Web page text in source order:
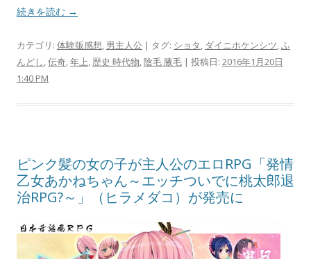
続きを読む →
カテゴリ: 体験版感想, 男主人公 | タグ: ショタ, ダイニホケンシツ,ふ
んどし,伝奇,年上, 歴史 時代物,陰毛 腋毛 | 投稿日: 2016年1月20日
1:40 PM
ピンク髪の女の子が主人公のエロRPG「発情
乙女あかねちゃん～エッチついでに桃太郎退
治RPG?～」（ヒラメダコ）が発売に